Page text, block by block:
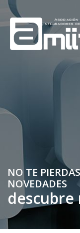
NO TE
NOVEDADES